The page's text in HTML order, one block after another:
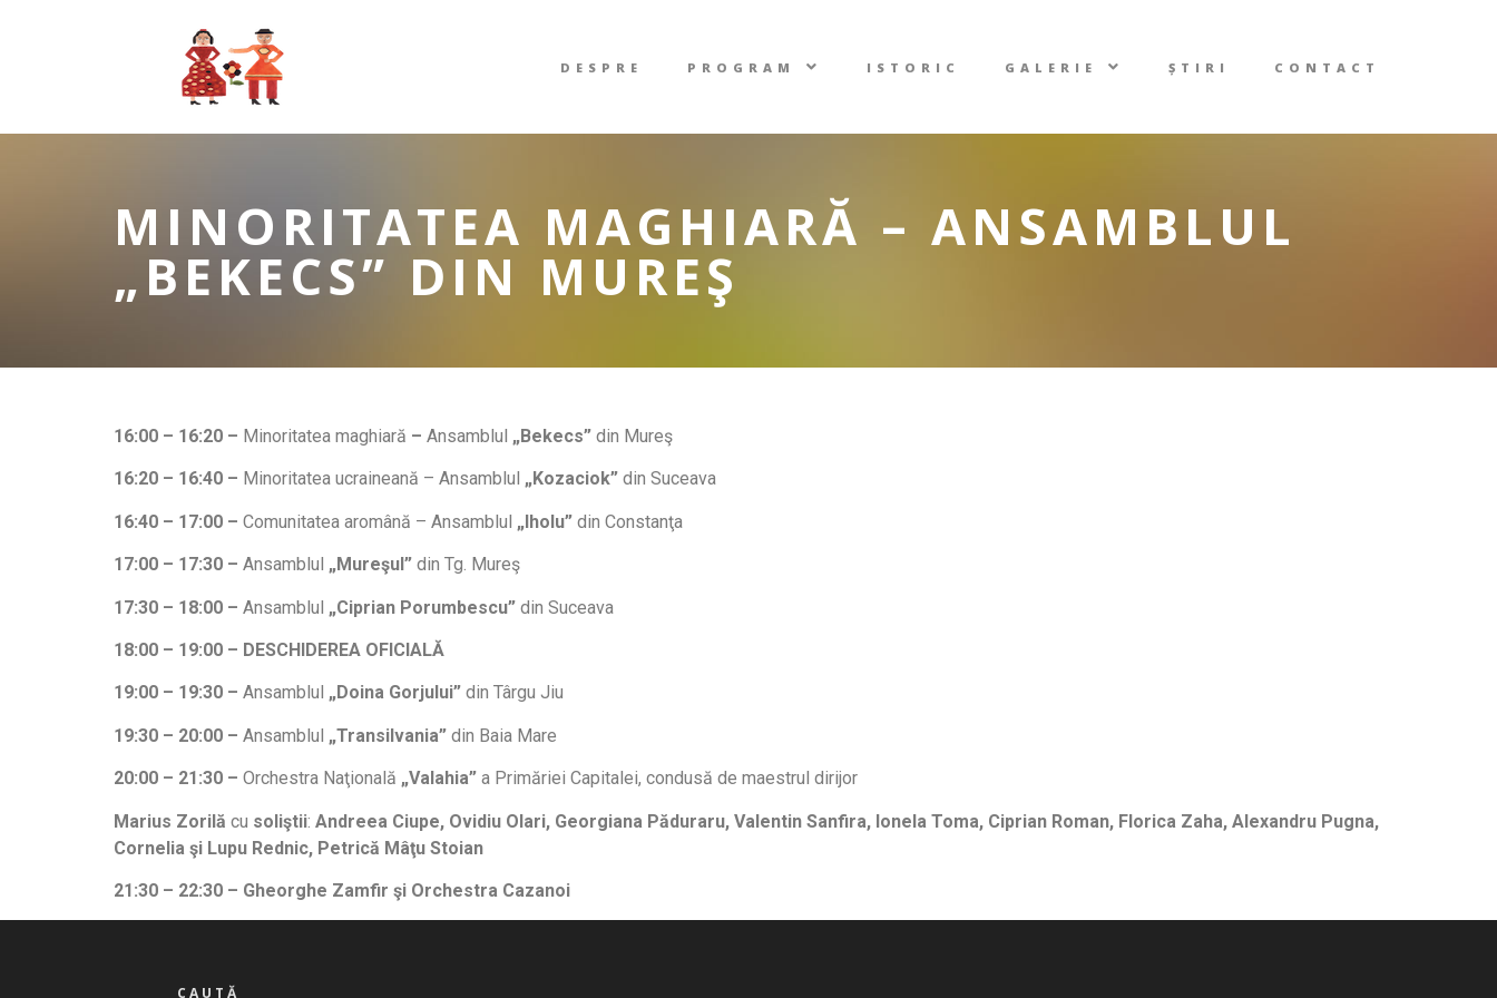
DESPRE PROGRAM ISTORIC GALERIE ȘTIRI CONTACT
MINORITATEA MAGHIARĂ – ANSAMBLUL
„BEKECS” DIN MUREŞ
16:00 – 16:20 – Minoritatea maghiară – Ansamblul „Bekecs” din Mureş
16:20 – 16:40 – Minoritatea ucraineană – Ansamblul „Kozaciok” din Suceava
16:40 – 17:00 – Comunitatea aromână – Ansamblul „Iholu” din Constanţa
17:00 – 17:30 – Ansamblul „Mureşul” din Tg. Mureş
17:30 – 18:00 – Ansamblul „Ciprian Porumbescu” din Suceava
18:00 – 19:00 – DESCHIDEREA OFICIALĂ
19:00 – 19:30 – Ansamblul „Doina Gorjului” din Târgu Jiu
19:30 – 20:00 – Ansamblul „Transilvania” din Baia Mare
20:00 – 21:30 – Orchestra Naţională „Valahia” a Primăriei Capitalei, condusă de maestrul dirijor
Marius Zorilă cu soliştii: Andreea Ciupe, Ovidiu Olari, Georgiana Păduraru, Valentin Sanfira, Ionela Toma, Ciprian Roman, Florica Zaha, Alexandru Pugna,
Cornelia şi Lupu Rednic, Petrică Mâţu Stoian
21:30 – 22:30 – Gheorghe Zamfir şi Orchestra Cazanoi
CAUTĂ